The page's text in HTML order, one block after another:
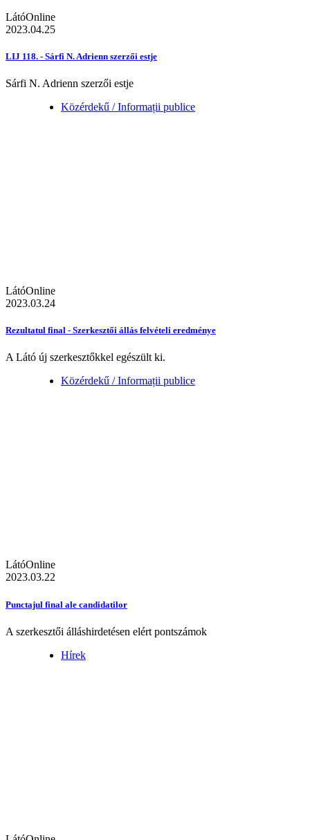
LátóOnline
2023.04.25
LIJ 118. - Sárfi N. Adrienn szerzői estje
Sárfi N. Adrienn szerzői estje
Közérdekű / Informații publice
LátóOnline
2023.03.24
Rezultatul final - Szerkesztői állás felvételi eredménye
A Látó új szerkesztőkkel egészült ki.
Közérdekű / Informații publice
LátóOnline
2023.03.22
Punctajul final ale candidatilor
A szerkesztői álláshirdetésen elért pontszámok
Hírek